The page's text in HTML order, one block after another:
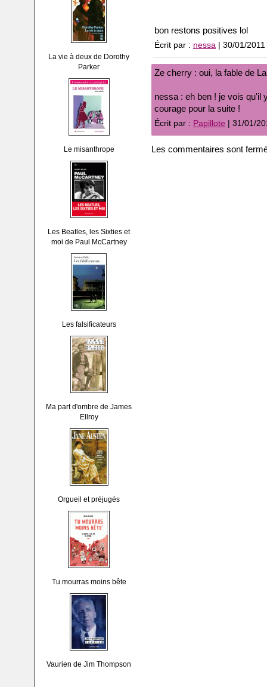
La vie à deux de Dorothy
Parker
Le misanthrope
Les Beatles, les Sixties et
moi de Paul McCartney
Les falsificateurs
Ma part d'ombre de James
Ellroy
Orgueil et préjugés
Tu mourras moins bête
Vaurien de Jim Thompson
bon restons positives lol
Écrit par : nessa | 30/01/2011
Ze cherry : oui, la fable de
nessa : eh ben ! je vois qu'il
courage pour la suite !
Écrit par : Papillote | 31/01/
Les commentaires sont